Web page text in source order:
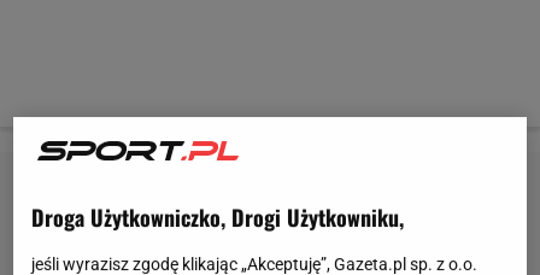
Droga Użytkowniczko, Drogi Użytkowniku,
jeśli wyrazisz zgodę klikając „Akceptuję”, Gazeta.pl sp. z o.o.